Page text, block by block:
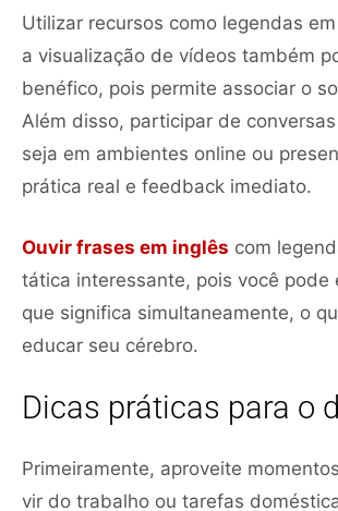
Utilizar recursos como legendas
a visualização de vídeos também
benéfico, pois permite associar o
Além disso, participar de
seja em ambientes online ou
prática real e feedback imediato.
Ouvir frases em inglês com
tática interessante, pois você pode
que significa simultaneamente, o
educar seu cérebro.
Dicas práticas para o
Primeiramente, aproveite
vir do trabalho ou tarefas